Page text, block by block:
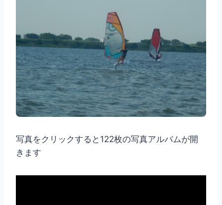
写真をクリックすると122枚の写真アルバムが開
きます